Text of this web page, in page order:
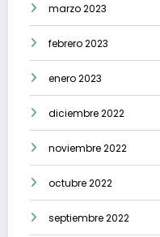
marzo 2023
febrero 2023
enero 2023
diciembre 2022
noviembre 2022
octubre 2022
septiembre 2022